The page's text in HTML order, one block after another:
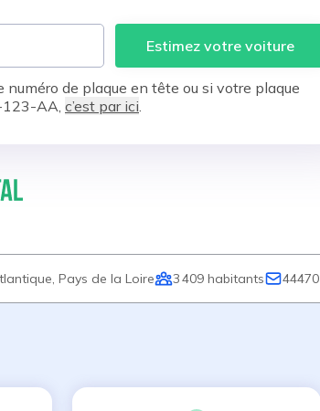
Estimez votre voiture
numéro de plaque en tête ou si votre plaque
123-AA, c’est par ici.
Pays de la Loire 3 409 habitants 44470